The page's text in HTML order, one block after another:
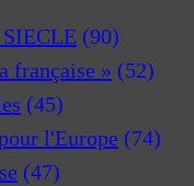
(90)
française » (52)
(45)
l'Europe (74)
(47)